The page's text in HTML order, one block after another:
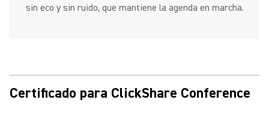
sin eco y sin ruido, que mantiene la agenda en marcha.
Certificado para ClickShare Conference